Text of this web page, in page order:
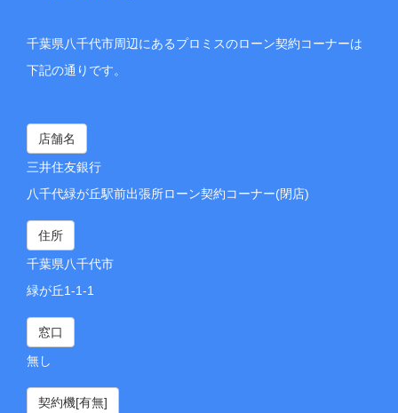
千葉県八千代市周辺にあるプロミスのローン契約コーナーは
下記の通りです。
店舗名
三井住友銀行
八千代緑が丘駅前出張所ローン契約コーナー(閉店)
住所
千葉県八千代市
緑が丘1-1-1
窓口
無し
契約機[有無]